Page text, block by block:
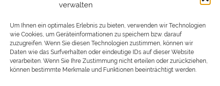
verwalten
Um Ihnen ein optimales Erlebnis zu bieten, verwenden wir Technologien
wie Cookies, um Geräteinformationen zu speichern bzw. darauf
zuzugreifen. Wenn Sie diesen Technologien zustimmen, können wir
Daten wie das Surfverhalten oder eindeutige IDs auf dieser Website
verarbeiten. Wenn Sie Ihre Zustimmung nicht erteilen oder zurückziehen,
können bestimmte Merkmale und Funktionen beeinträchtigt werden.
Mo.-Fr. von 9:00-12:00 & 13:00-17:00 Uhr
Sa. von 9:00-14:00 Uhr